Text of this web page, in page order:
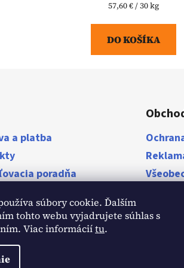
súbory cookie. Ďalším
tohto webu vyjadrujete súhlas s
Viac informáciítu.
Jednotková
57,60 € / 30 kg
DO KOŠÍKA
a platba
poradňa